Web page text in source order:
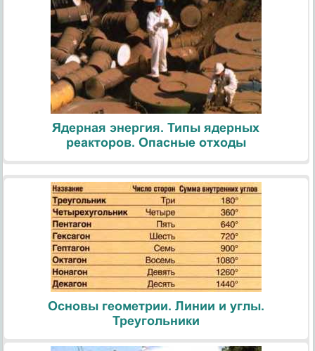
Ядерная энергия. Типы ядерных
реакторов. Опасные отходы
Основы геометрии. Линии и углы.
Треугольники